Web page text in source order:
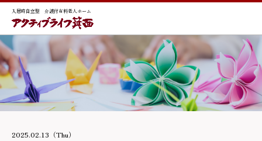
入居時自立型 介護付有料老人ホーム
2025.02.13（Thu）